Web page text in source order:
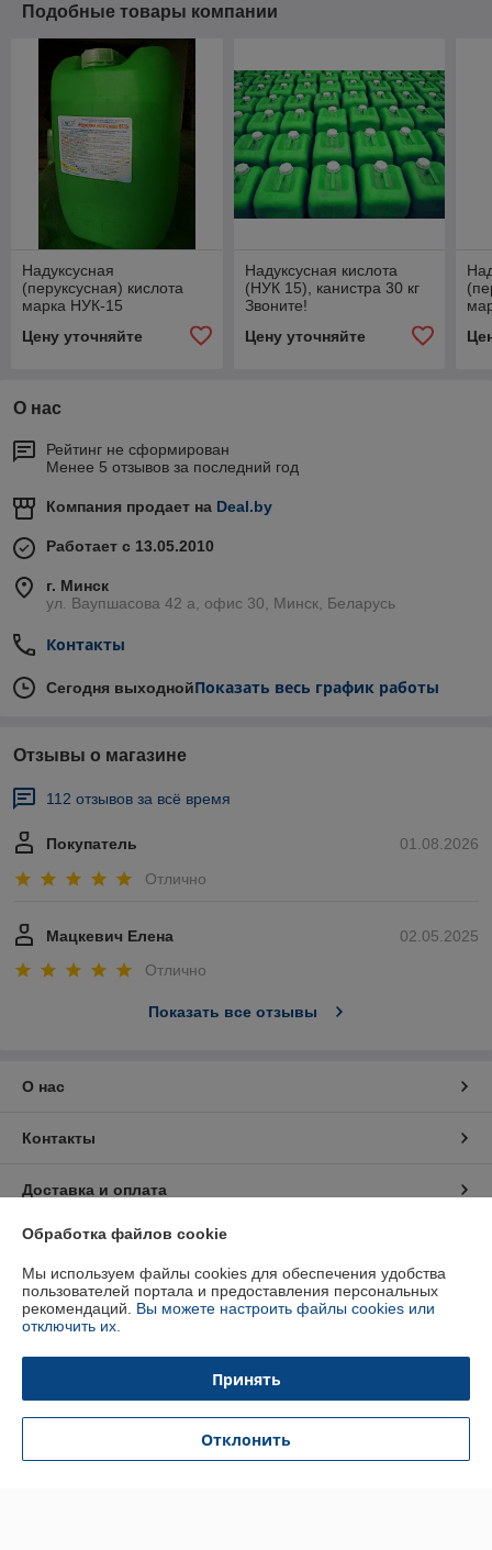
Подобные товары компании
Надуксусная
(перуксусная) кислота
марка НУК-15
Цену уточняйте
Надуксусная кислота
(НУК 15), канистра 30 кг
Звоните!
Цену уточняйте
О нас
Рейтинг не сформирован
Менее 5 отзывов за последний год
Компания продает на Deal.by
Работает с 13.05.2010
г. Минск
ул. Ваупшасова 42 а, офис 30, Минск, Беларусь
Контакты
Сегодня выходнойПоказать весь график работы
Отзывы о магазине
112 отзывов за всё время
01.08.2026
Покупатель
Отлично
02.05.2025
Мацкевич Елена
Отлично
Показать все отзывы
О нас
Контакты
Доставка и оплата
График работы
Полная версия сайта
Сайт создан на платформе Deal.by
Обработка файлов cookie
Мы используем файлы cookies для обеспечения удобства
пользователей портала и предоставления персональных
рекомендаций. Вы можете настроить файлы cookies или
отключить их.
Принять
Отклонить